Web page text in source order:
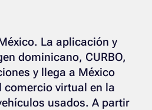
La aplicación y
dominicano, CURBO,
y llega a México
comercio virtual en la
usados. A partir